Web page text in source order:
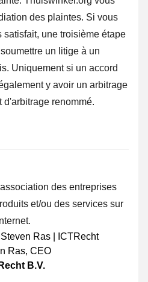
des plaintes. Si vous
satisfait, une troisième étape
un litige à un
Uniquement si un accord
y avoir un arbitrage
d'arbitrage renommé.
des entreprises
et/ou des services sur
Internet.
Ras, CEO
B.V.